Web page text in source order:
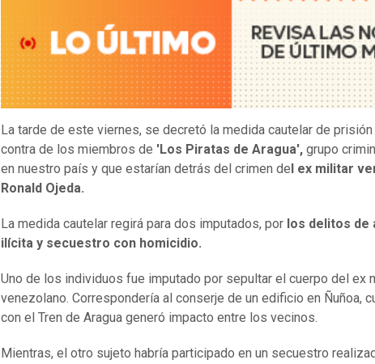
La tarde de este viernes, se decretó la medida cautelar de
contra de los miembros de 'Los Piratas de Aragua', grupo
en nuestro país y que estarían detrás del crimen del ex militar
Ronald Ojeda.
La medida cautelar regirá para dos imputados, por los delitos de
ilícita y secuestro con homicidio.
Uno de los individuos fue imputado por sepultar el cuerpo del ex
venezolano. Correspondería al conserje de un edificio en Ñuñoa,
con el Tren de Aragua generó impacto entre los vecinos.
Mientras, el otro sujeto habría participado en un secuestro